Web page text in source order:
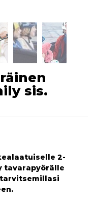
sis.
2-
tavarapyörälle